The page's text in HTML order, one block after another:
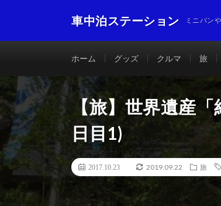
車中泊ステーション ミニバン
ホーム グッズ クルマ 旅
【旅】世界遺産
日目1)
2017.10.23 2019.09.22 旅